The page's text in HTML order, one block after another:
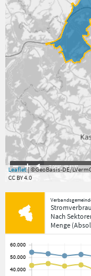
7.059°,49.813°
Leaflet| ©GeoBasis-DE/
CC BY 4.0
Nach
Menge